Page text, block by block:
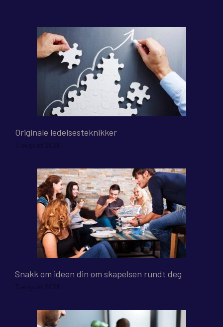
Originale ledelsesteknikker
7. august 2026
Snakk om ideen din om skapelsen rundt deg
7. august 2026